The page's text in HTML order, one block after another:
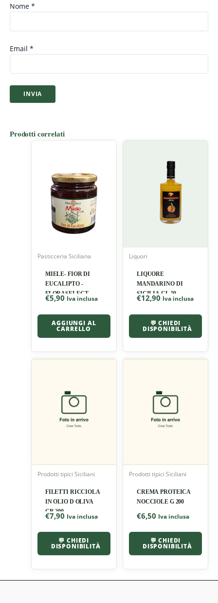
Nome *
Email *
Prodotti correlati
Pasticceria Siciliana
MIELE- FIOR DI
EUCALIPTO -
FLORASELECT
€5,90 Iva inclusa
AGGIUNGI AL
CARRELLO
Liquori
LIQUORE
MANDARINO DI
SICILIA CL 50
€12,90 Iva inclusa
💬 CHIEDI
DISPONIBILITÀ
Prodotti tipici Siciliani
FILETTI RICCIOLA
IN OLIO D OLIVA
GR 200
€7,90 Iva inclusa
💬 CHIEDI
DISPONIBILITÀ
Prodotti tipici Siciliani
CREMA PROTEICA
NOCCIOLE G 200
€6,50 Iva inclusa
💬 CHIEDI
DISPONIBILITÀ